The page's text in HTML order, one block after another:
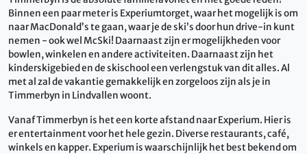
Binnen een paar meter is Experiumtorget, waar het mogelijk is om
naar MacDonald’s te gaan, waar je de ski’s door hun drive-in kunt
nemen - ook wel McSki! Daarnaast zijn er mogelijkheden voor
bowlen, winkelen en andere activiteiten. Daarnaast zijn het
kinderskigebied en de skischool een verlengstuk van dit alles. Al
met al zal de vakantie gemakkelijk en zorgeloos zijn als je in
Timmerbyn in Lindvallen woont.
Vanaf Timmerbyn is het een korte afstand naar Experium. Hier is
er entertainment voor het hele gezin. Diverse restaurants, café,
winkels en kapper. Experium is waarschijnlijk het best bekend om